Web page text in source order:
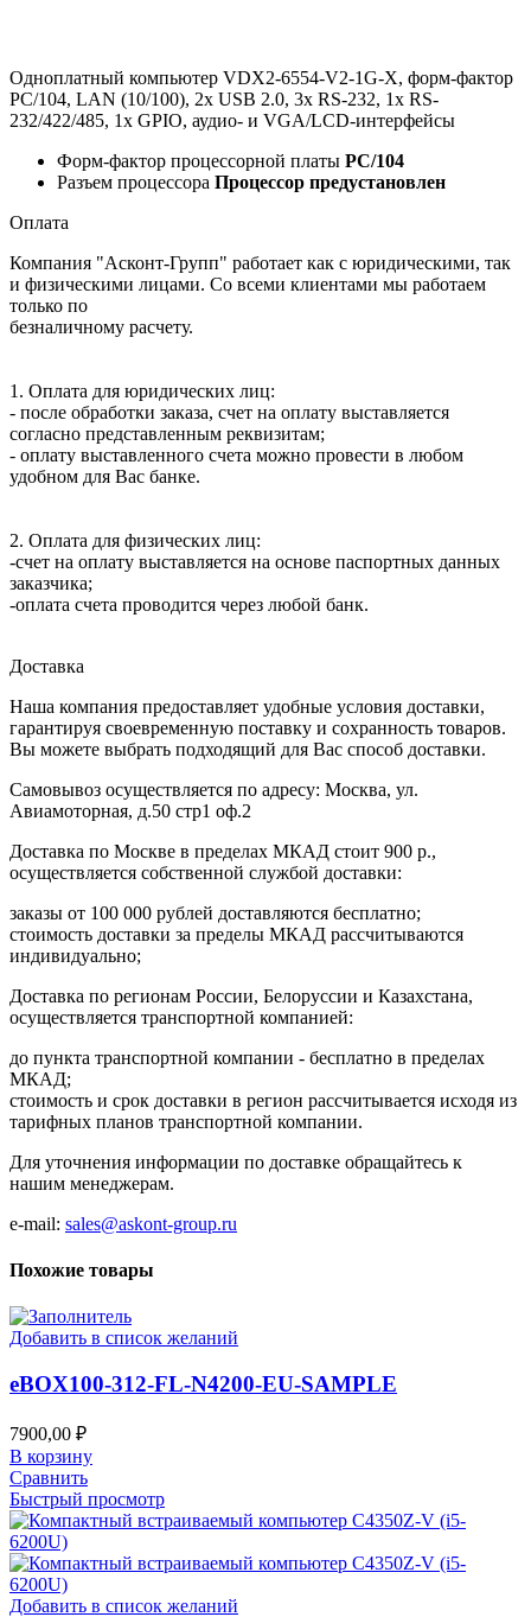
Одноплатный компьютер VDX2-6554-V2-1G-X, форм-фактор
PC/104, LAN (10/100), 2x USB 2.0, 3x RS-232, 1х RS-
232/422/485, 1х GPIO, аудио- и VGA/LCD-интерфейсы
Форм-фактор процессорной платы PC/104
Разъем процессора Процессор предустановлен
Оплата
Компания "Асконт-Групп" работает как с юридическими, так
и физическими лицами. Со всеми клиентами мы работаем
только по
безналичному расчету.
1. Оплата для юридических лиц:
- после обработки заказа, счет на оплату выставляется
согласно представленным реквизитам;
- оплату выставленного счета можно провести в любом
удобном для Вас банке.
2. Оплата для физических лиц:
-счет на оплату выставляется на основе паспортных данных
заказчика;
-оплата счета проводится через любой банк.
Доставка
Наша компания предоставляет удобные условия доставки,
гарантируя своевременную поставку и сохранность товаров.
Вы можете выбрать подходящий для Вас способ доставки.
Самовывоз осуществляется по адресу: Москва, ул.
Авиамоторная, д.50 стр1 оф.2
Доставка по Москве в пределах МКАД стоит 900 р.,
осуществляется собственной службой доставки:
заказы от 100 000 рублей доставляются бесплатно;
cтоимость доставки за пределы МКАД рассчитываются
индивидуально;
Доставка по регионам России, Белоруссии и Казахстана,
осуществляется транспортной компанией:
до пункта транспортной компании - бесплатно в пределах
МКАД;
стоимость и срок доставки в регион рассчитывается исходя из
тарифных планов транспортной компании.
Для уточнения информации по доставке обращайтесь к
нашим менеджерам.
e-mail: sales@askont-group.ru
Похожие товары
Добавить в список желаний
eВOX100-312-FL-N4200-EU-SAMPLE
7900,00 ₽
В корзину
Сравнить
Быстрый просмотр
Добавить в список желаний